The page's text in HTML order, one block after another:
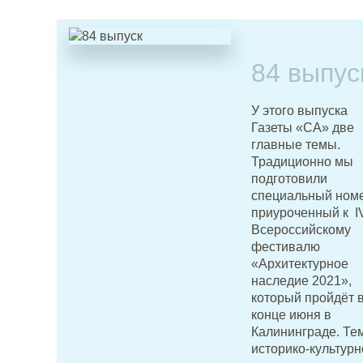
84
У этого выпуска
Газеты «СА» две
главные темы.
Традиционно мы
подготовили
специальный
приуроченный к
Всероссийскому
фестивалю
«Архитектурное
наследие 2021»,
который пройдёт
конце июня в
Калининграде.
историко-